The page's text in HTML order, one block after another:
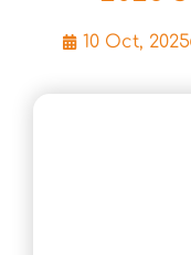
10 Oct, 2025